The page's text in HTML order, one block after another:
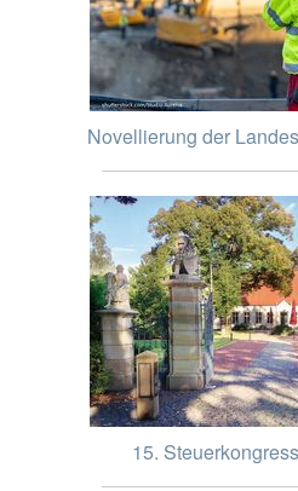
Novellierung der
15.